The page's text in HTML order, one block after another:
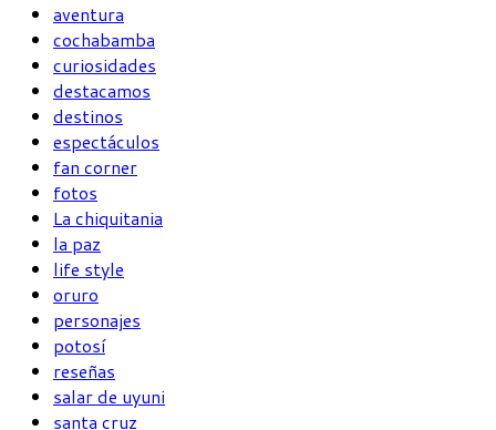
aventura
cochabamba
curiosidades
destacamos
destinos
espectáculos
fan corner
fotos
La chiquitania
la paz
life style
oruro
personajes
potosí
reseñas
salar de uyuni
santa cruz